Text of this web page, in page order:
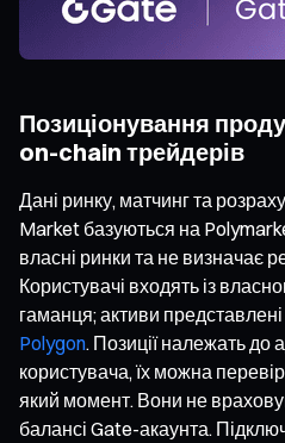
Позиціонування
on-chain трейдерів
Дані ринку, матчинг та
Market базуються на
власні ринки та не визначає
Користувачі входять із
гаманця; активи
Polygon. Позиції належать до
користувача, їх можна
який момент. Вони не
балансі Gate-акаунта.